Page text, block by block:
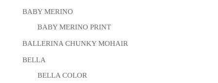
BABY MERINO
BABY MERINO PRINT
BALLERINA CHUNKY MOHAIR
BELLA
BELLA COLOR